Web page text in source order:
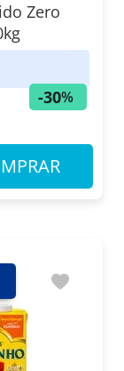
-30%
Zero